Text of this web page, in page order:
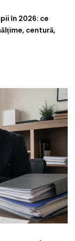
în 2026: ce
centură,